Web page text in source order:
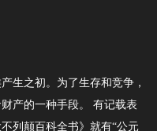
之初。为了生存和竞争，
产的一种手段。 有记载表
列颠百科全书》就有“公元